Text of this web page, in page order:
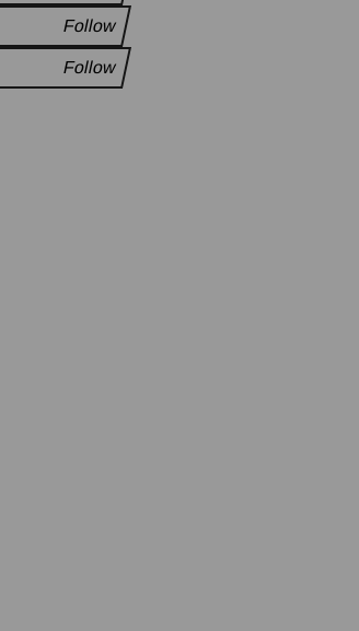
Follow
Follow